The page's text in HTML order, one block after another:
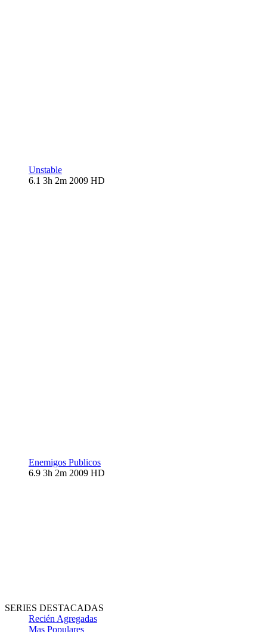
Unstable
6.1 3h 2m 2009 HD
Enemigos Publicos
6.9 3h 2m 2009 HD
SERIES DESTACADAS
Recién Agregadas
Mas Populares